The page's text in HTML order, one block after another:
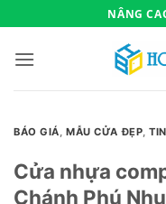
qua
nội
NÂNG
BÁO GIÁ,MẪU CỬA ĐẸP,
Cửa nhựa
Chánh Phú